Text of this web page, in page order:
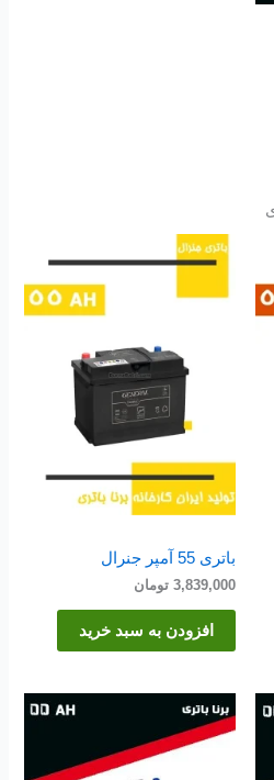
باتری 55 آمپر جنرال
3,839,000 تومان
افزودن به سبد خرید